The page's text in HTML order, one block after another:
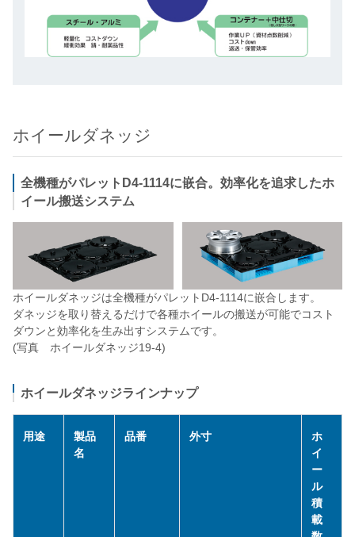
ホイールダネッジ
全機種がパレットD4-1114に嵌合。効率化を追求したホ
イール搬送システム
ホイールダネッジは全機種がパレットD4-1114に嵌合します。
ダネッジを取り替えるだけで各種ホイールの搬送が可能でコスト
ダウンと効率化を生み出すシステムです。
(写真 ホイールダネッジ19-4)
ホイールダネッジラインナップ
用途
製品
名
品番 外寸
ホ
イ
ー
ル
積
載